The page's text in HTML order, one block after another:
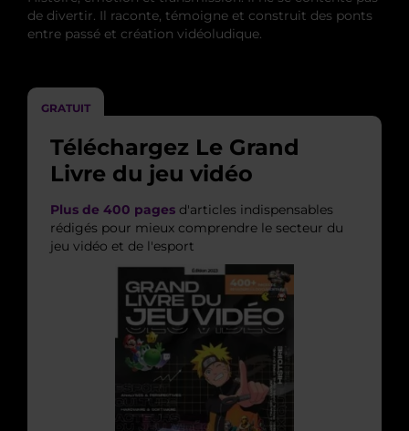
de divertir. Il raconte, témoigne et construit des ponts
entre passé et création vidéoludique.
GRATUIT
Téléchargez Le Grand
Livre du jeu vidéo
Plus de 400 pages d'articles indispensables
rédigés pour mieux comprendre le secteur du
jeu vidéo et de l'esport